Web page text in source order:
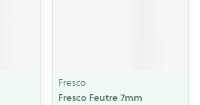
Fresco
Fresco Feutre 7mm